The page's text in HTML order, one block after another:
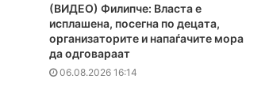
(ВИДЕО) Филипче: Власта е
исплашена, посегна по децата,
организаторите и напаѓачите мора
да одговараат
06.08.2026 16:14